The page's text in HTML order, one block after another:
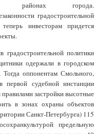
районах города.
градостроительной
инвесторам придется
политики
одержали в городском
оппонентам Смольного,
первой судебной инстанции
застройки высотные
в зонах охраны объектов
Санкт-Петербурга) 115
предельную